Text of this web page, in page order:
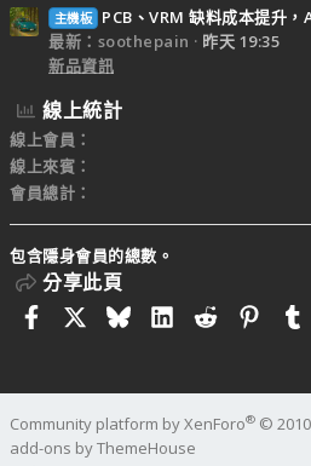
主機板
PCB、VRM 缺料成本提升
最新：soothepain
昨天 19:35
新品資訊
線上統計
線上會員
線上來賓
會員總計
包含隱身會員的總數。
分享此頁
FacebookBlueskyLinkedIn
Reddit
Community platform by XenForo® ©
add-ons by ThemeHouse